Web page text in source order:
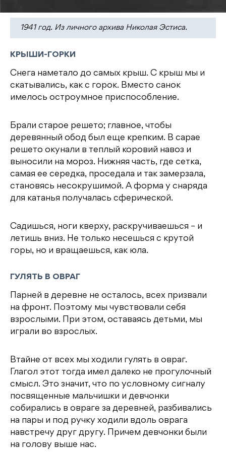
1941 год. Из личного архива Николая Эстиса.
КРЫШИ-ГОРКИ
Снега наметало до самых крыш. С крыш мы и
скатывались, как с горок. Вместо санок
имелось остроумное приспособление.
Брали старое решето; главное, чтобы
деревянный обод был еще крепким. В сарае
решето окунали в теплый коровий навоз и
выносили на мороз. Нижняя часть, где сетка,
самая ее середка, проседала и так замерзала,
становясь несокрушимой. А форма у снаряда
для катанья получалась сферической.
Садишься, ноги кверху, раскручиваешься – и
летишь вниз. Не только несешься с крутой
горы, но и вращаешься, как юла.
ГУЛЯТЬ В ОВРАГ
Парней в деревне не осталось, всех призвали
на фронт. Поэтому мы чувствовали себя
взрослыми. При этом, оставаясь детьми, мы
играли во взрослых.
Втайне от всех мы ходили гулять в овраг.
Глагол этот тогда имел далеко не прогулочный
смысл. Это значит, что по условному сигналу
посвященные мальчишки и девчонки
собирались в овраге за деревней, разбивались
на пары и под ручку ходили вдоль оврага
навстречу друг другу. Причем девчонки были
на голову выше нас.